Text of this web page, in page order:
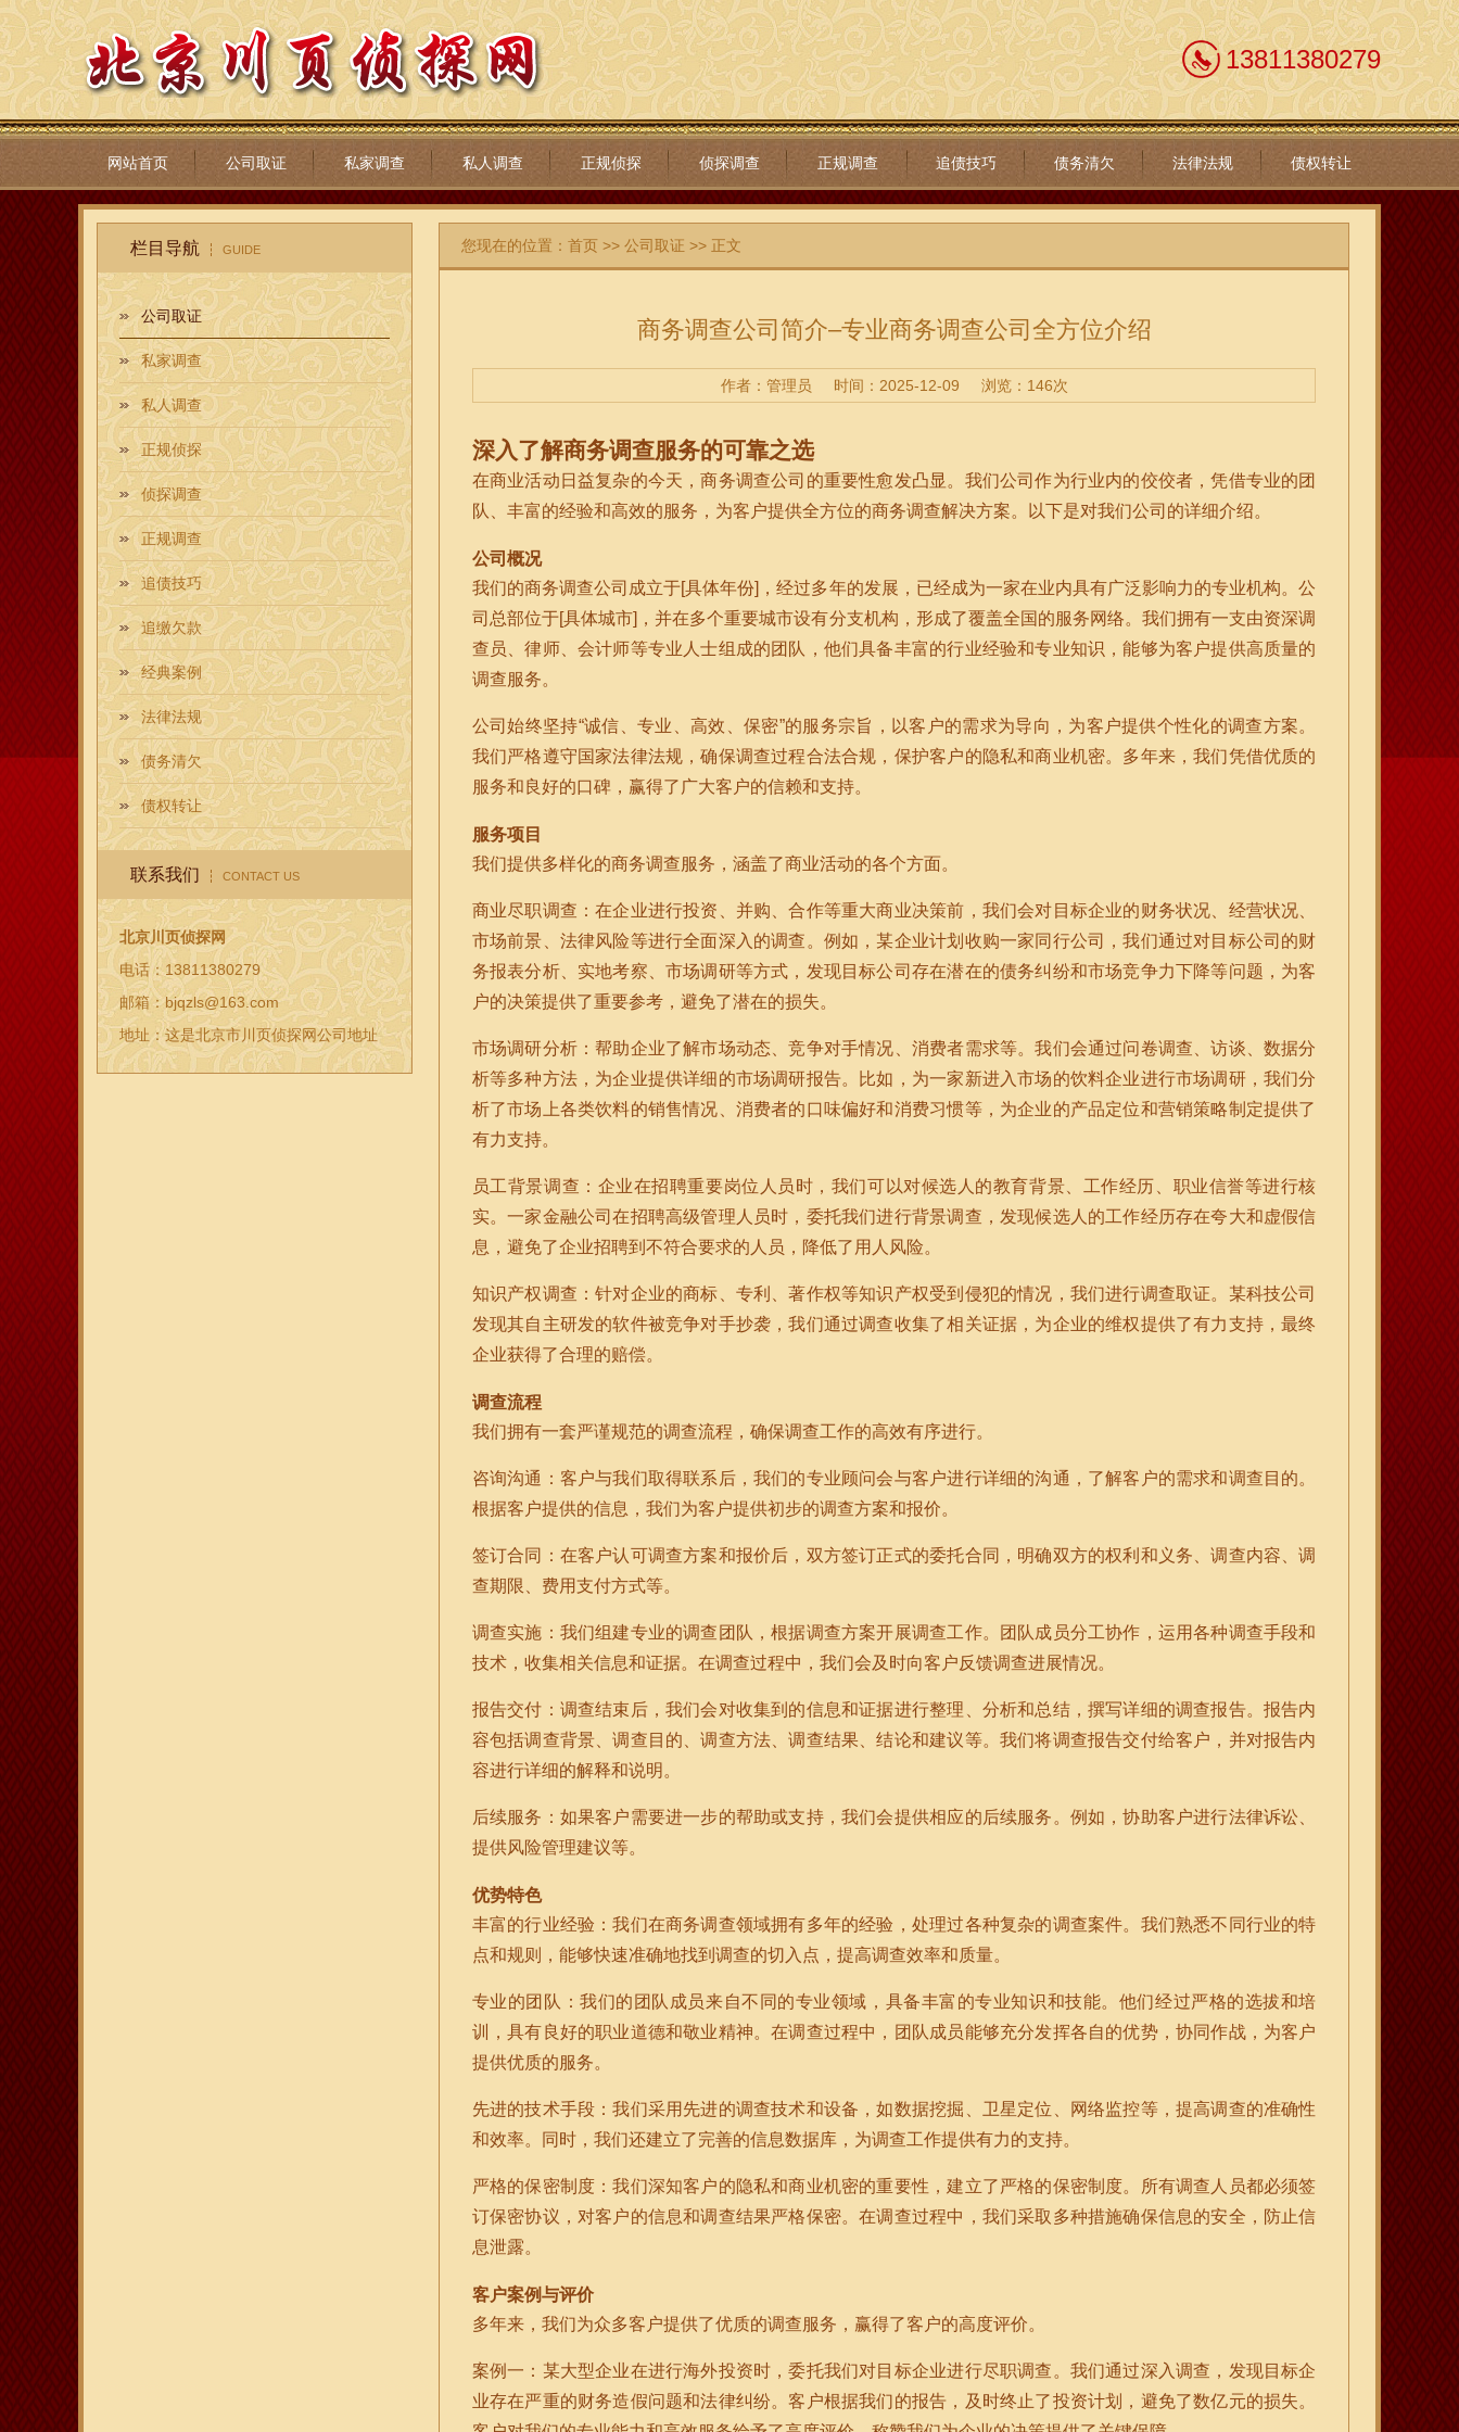
13811380279
网站首页 公司取证 私家调查 私人调查 正规侦探 侦探调查 正规调查 追债技巧 债务清欠 法律法规 债权转让
栏目导航 GUIDE
公司取证
私家调查
私人调查
正规侦探
侦探调查
正规调查
追债技巧
追缴欠款
经典案例
法律法规
债务清欠
债权转让
联系我们 CONTACT US
北京川页侦探网
电话：13811380279
邮箱：bjqzls@163.com
地址：这是北京市川页侦探网公司地址
您现在的位置： 首页>> 公司取证 >> 正文
商务调查公司简介–专业商务调查公司全方位介绍
作者：管理员 时间：2025-12-09 浏览：146次
深入了解商务调查服务的可靠之选
在商业活动日益复杂的今天，商务调查公司的重要性愈发凸显。我们公司作为行业内的佼佼者，凭借专业的团
队、丰富的经验和高效的服务，为客户提供全方位的商务调查解决方案。以下是对我们公司的详细介绍。
公司概况
我们的商务调查公司成立于[具体年份]，经过多年的发展，已经成为一家在业内具有广泛影响力的专业机构。公
司总部位于[具体城市]，并在多个重要城市设有分支机构，形成了覆盖全国的服务网络。我们拥有一支由资深调
查员、律师、会计师等专业人士组成的团队，他们具备丰富的行业经验和专业知识，能够为客户提供高质量的
调查服务。
公司始终坚持“诚信、专业、高效、保密”的服务宗旨，以客户的需求为导向，为客户提供个性化的调查方案。
我们严格遵守国家法律法规，确保调查过程合法合规，保护客户的隐私和商业机密。多年来，我们凭借优质的
服务和良好的口碑，赢得了广大客户的信赖和支持。
服务项目
我们提供多样化的商务调查服务，涵盖了商业活动的各个方面。
商业尽职调查：在企业进行投资、并购、合作等重大商业决策前，我们会对目标企业的财务状况、经营状况、
市场前景、法律风险等进行全面深入的调查。例如，某企业计划收购一家同行公司，我们通过对目标公司的财
务报表分析、实地考察、市场调研等方式，发现目标公司存在潜在的债务纠纷和市场竞争力下降等问题，为客
户的决策提供了重要参考，避免了潜在的损失。
市场调研分析：帮助企业了解市场动态、竞争对手情况、消费者需求等。我们会通过问卷调查、访谈、数据分
析等多种方法，为企业提供详细的市场调研报告。比如，为一家新进入市场的饮料企业进行市场调研，我们分
析了市场上各类饮料的销售情况、消费者的口味偏好和消费习惯等，为企业的产品定位和营销策略制定提供了
有力支持。
员工背景调查：企业在招聘重要岗位人员时，我们可以对候选人的教育背景、工作经历、职业信誉等进行核
实。一家金融公司在招聘高级管理人员时，委托我们进行背景调查，发现候选人的工作经历存在夸大和虚假信
息，避免了企业招聘到不符合要求的人员，降低了用人风险。
知识产权调查：针对企业的商标、专利、著作权等知识产权受到侵犯的情况，我们进行调查取证。某科技公司
发现其自主研发的软件被竞争对手抄袭，我们通过调查收集了相关证据，为企业的维权提供了有力支持，最终
企业获得了合理的赔偿。
调查流程
我们拥有一套严谨规范的调查流程，确保调查工作的高效有序进行。
咨询沟通：客户与我们取得联系后，我们的专业顾问会与客户进行详细的沟通，了解客户的需求和调查目的。
根据客户提供的信息，我们为客户提供初步的调查方案和报价。
签订合同：在客户认可调查方案和报价后，双方签订正式的委托合同，明确双方的权利和义务、调查内容、调
查期限、费用支付方式等。
调查实施：我们组建专业的调查团队，根据调查方案开展调查工作。团队成员分工协作，运用各种调查手段和
技术，收集相关信息和证据。在调查过程中，我们会及时向客户反馈调查进展情况。
报告交付：调查结束后，我们会对收集到的信息和证据进行整理、分析和总结，撰写详细的调查报告。报告内
容包括调查背景、调查目的、调查方法、调查结果、结论和建议等。我们将调查报告交付给客户，并对报告内
容进行详细的解释和说明。
后续服务：如果客户需要进一步的帮助或支持，我们会提供相应的后续服务。例如，协助客户进行法律诉讼、
提供风险管理建议等。
优势特色
丰富的行业经验：我们在商务调查领域拥有多年的经验，处理过各种复杂的调查案件。我们熟悉不同行业的特
点和规则，能够快速准确地找到调查的切入点，提高调查效率和质量。
专业的团队：我们的团队成员来自不同的专业领域，具备丰富的专业知识和技能。他们经过严格的选拔和培
训，具有良好的职业道德和敬业精神。在调查过程中，团队成员能够充分发挥各自的优势，协同作战，为客户
提供优质的服务。
先进的技术手段：我们采用先进的调查技术和设备，如数据挖掘、卫星定位、网络监控等，提高调查的准确性
和效率。同时，我们还建立了完善的信息数据库，为调查工作提供有力的支持。
严格的保密制度：我们深知客户的隐私和商业机密的重要性，建立了严格的保密制度。所有调查人员都必须签
订保密协议，对客户的信息和调查结果严格保密。在调查过程中，我们采取多种措施确保信息的安全，防止信
息泄露。
客户案例与评价
多年来，我们为众多客户提供了优质的调查服务，赢得了客户的高度评价。
案例一：某大型企业在进行海外投资时，委托我们对目标企业进行尽职调查。我们通过深入调查，发现目标企
业存在严重的财务造假问题和法律纠纷。客户根据我们的报告，及时终止了投资计划，避免了数亿元的损失。